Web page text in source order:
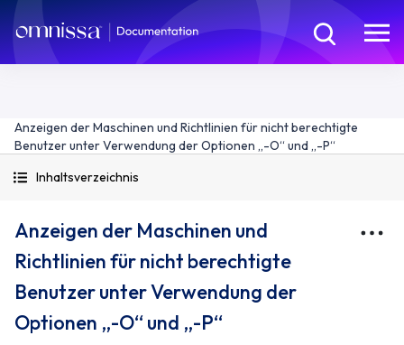
Anzeigen der Maschinen und Richtlinien für nicht berechtigte
Benutzer unter Verwendung der Optionen „-O“ und „-P“
Inhaltsverzeichnis
Anzeigen der Maschinen und
Richtlinien für nicht berechtigte
Benutzer unter Verwendung der
Optionen „-O“ und „-P“